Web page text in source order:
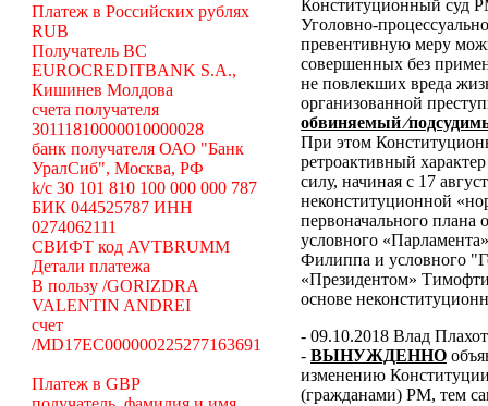
Платеж в Российских рублях
RUB
Получатель BC
EUROCREDITBANK S.A.,
Кишинев Молдова
счета получателя
30111810000010000028
банк получателя ОАО "Банк
УралСиб", Москва, РФ
k/c 30 101 810 100 000 000 787
БИК 044525787 ИНН
0274062111
СВИФТ код AVTBRUMM
Детали платежа
В пользу /GORIZDRA
VALENTIN ANDREI
счет
/MD17EC000000225277163691
Платеж в GBP
Конституционный суд
Уголовно-
превентивную меру
совершенных без
не повлекших вреда
организованной
обвиняемый
При этом
ретроактивный
силу, начиная с 17
неконституционной
первоначального плана
условного
Филиппа и условного
«Президентом»
основе
- 09.10.2018 Влад
- ВЫНУЖДЕННО
изменению
(гражданами) РМ, тем